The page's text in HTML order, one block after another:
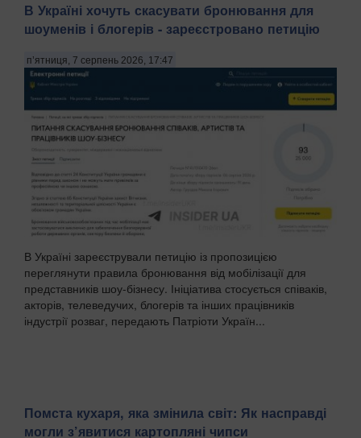
В Україні хочуть скасувати бронювання для
шоуменів і блогерів - зареєстровано петицію
п’ятниця, 7 серпень 2026, 17:47
В Україні зареєстрували петицію із пропозицією
переглянути правила бронювання від мобілізації для
представників шоу-бізнесу. Ініціатива стосується співаків,
акторів, телеведучих, блогерів та інших працівників
індустрії розваг, передають Патріоти Україн...
Помста кухаря, яка змінила світ: Як насправді
могли з’явитися картопляні чипси